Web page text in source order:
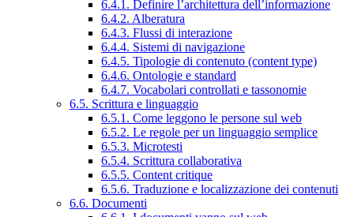
6.4.1. Definire l’architettura dell’informazione
6.4.2. Alberatura
6.4.3. Flussi di interazione
6.4.4. Sistemi di navigazione
6.4.5. Tipologie di contenuto (content type)
6.4.6. Ontologie e standard
6.4.7. Vocabolari controllati e tassonomie
6.5. Scrittura e linguaggio
6.5.1. Come leggono le persone sul web
6.5.2. Le regole per un linguaggio semplice
6.5.3. Microtesti
6.5.4. Scrittura collaborativa
6.5.5. Content critique
6.5.6. Traduzione e localizzazione dei contenuti
6.6. Documenti